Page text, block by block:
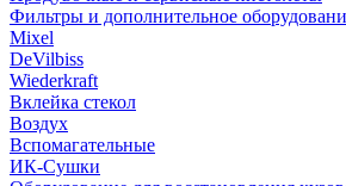
Фильтры и дополнительное
Mixel
DeVilbiss
Wiederkraft
Вклейка стекол
Воздух
Вспомагательные
ИК-Сушки